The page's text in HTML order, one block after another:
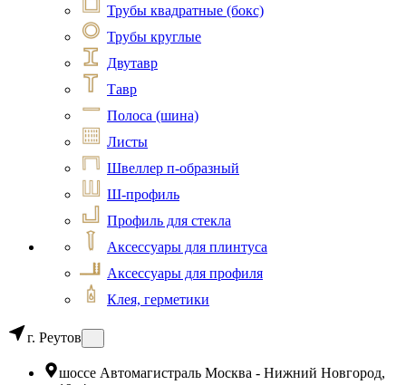
Трубы квадратные (бокс)
Трубы круглые
Двутавр
Тавр
Полоса (шина)
Листы
Швеллер п-образный
Ш-профиль
Профиль для стекла
Аксессуары для плинтуса
Аксессуары для профиля
Клея, герметики
г. Реутов
шоссе Автомагистраль Москва - Нижний Новгород,